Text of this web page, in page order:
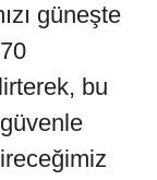
güneşte
bu